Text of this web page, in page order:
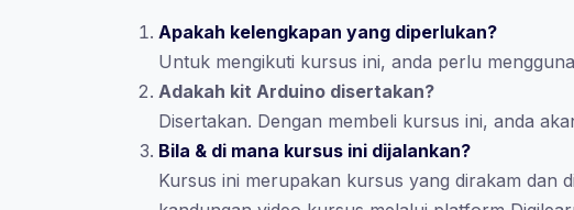
Apakah kelengkapan yang diperlukan?
Untuk mengikuti kursus ini, anda perlu
Adakah kit Arduino disertakan?
Disertakan. Dengan membeli kursus ini, anda
Bila & di mana kursus ini dijalankan?
Kursus ini merupakan kursus yang dirakam dan